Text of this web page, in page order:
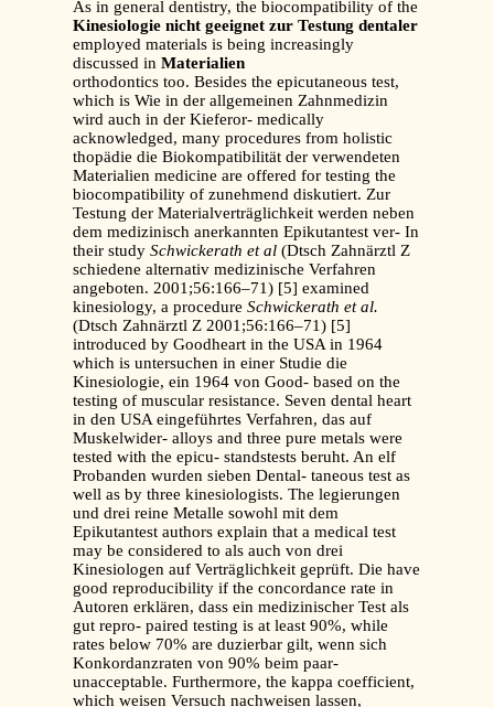
As in general dentistry, the biocompatibility of the
Kinesiologie nicht geeignet zur Testung dentaler
employed materials is being increasingly
discussed in Materialien
orthodontics too. Besides the epicutaneous test,
which is Wie in der allgemeinen Zahnmedizin
wird auch in der Kieferor- medically
acknowledged, many procedures from holistic
thopädie die Biokompatibilität der verwendeten
Materialien medicine are offered for testing the
biocompatibility of zunehmend diskutiert. Zur
Testung der Materialverträglichkeit werden neben
dem medizinisch anerkannten Epikutantest ver- In
their study Schwickerath et al (Dtsch Zahnärztl Z
schiedene alternativ medizinische Verfahren
angeboten. 2001;56:166–71) [5] examined
kinesiology, a procedure Schwickerath et al.
(Dtsch Zahnärztl Z 2001;56:166–71) [5]
introduced by Goodheart in the USA in 1964
which is untersuchen in einer Studie die
Kinesiologie, ein 1964 von Good- based on the
testing of muscular resistance. Seven dental heart
in den USA eingeführtes Verfahren, das auf
Muskelwider- alloys and three pure metals were
tested with the epicu- standstests beruht. An elf
Probanden wurden sieben Dental- taneous test as
well as by three kinesiologists. The legierungen
und drei reine Metalle sowohl mit dem
Epikutantest authors explain that a medical test
may be considered to als auch von drei
Kinesiologen auf Verträglichkeit geprüft. Die have
good reproducibility if the concordance rate in
Autoren erklären, dass ein medizinischer Test als
gut repro- paired testing is at least 90%, while
rates below 70% are duzierbar gilt, wenn sich
Konkordanzraten von 90% beim paar-
unacceptable. Furthermore, the kappa coefficient,
which weisen Versuch nachweisen lassen,